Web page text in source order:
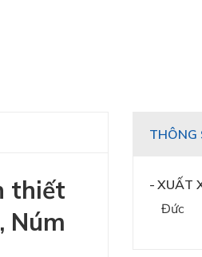
thiết
Núm
THÔNG
XUẤT
Đức